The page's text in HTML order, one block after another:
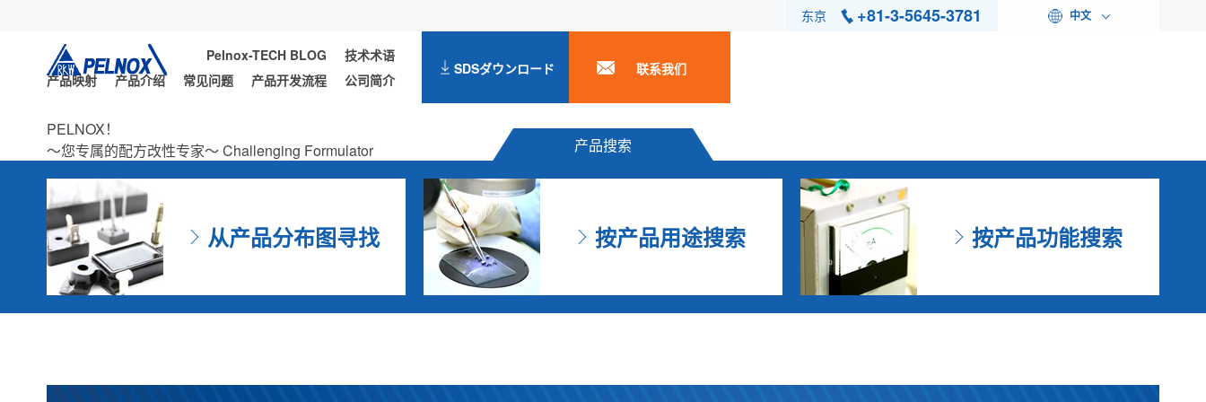
东京 +81-3-5645-3781 中文
Pelnox-TECH BLOG
技术术语
产品映射
产品介绍 常见问题 产品开发流程 公司简介
SDSダウンロード 联系我们
PELNOX！
～您专属的配方改性专家～ Challenging Formulator 产品搜索
从产品分布图寻找 按产品用途搜索 按产品功能搜索